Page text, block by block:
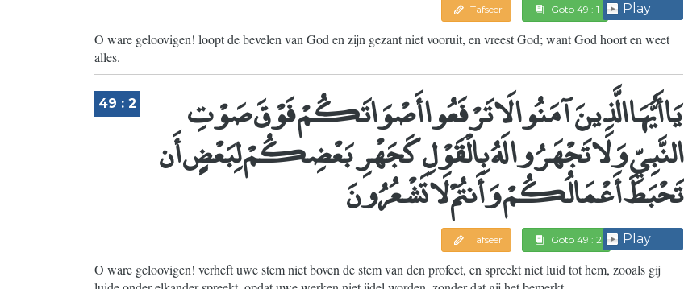
Tafseer Goto 49 : 1 Play
O ware geloovigen! loopt de bevelen van God en zijn gezant niet vooruit, en vreest God; want God hoort en weet
alles.
49 : 2 يَا أَيُّهَا الَّذِينَ آمَنُوا لَا تَرْفَعُوا أَصْوَاتَكُمْ فَوْقَ صَوْتِ
النَّبِيِّ وَلَا تَجْهَرُوا لَهُ بِالْقَوْلِ كَجَهْرِ بَعْضِكُمْ لِبَعْضٍ أَن
تَحْبَطَ أَعْمَالُكُمْ وَأَنتُمْ لَا تَشْعُرُونَ
Tafseer Goto 49 : 2 Play
O ware geloovigen! verheft uwe stem niet boven de stem van den profeet, en spreekt niet luid tot hem, zooals gij